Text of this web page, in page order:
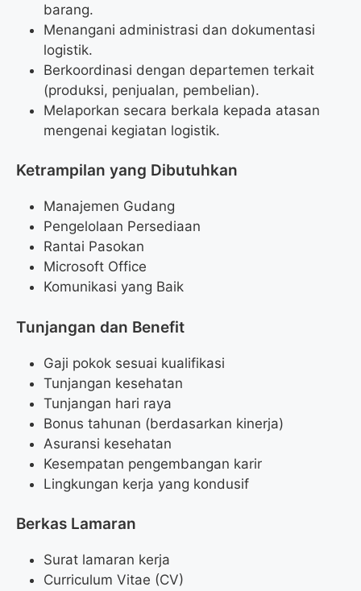
barang.
Menangani administrasi dan dokumentasi
logistik.
Berkoordinasi dengan departemen terkait
(produksi, penjualan, pembelian).
Melaporkan secara berkala kepada atasan
mengenai kegiatan logistik.
Ketrampilan yang Dibutuhkan
Manajemen Gudang
Pengelolaan Persediaan
Rantai Pasokan
Microsoft Office
Komunikasi yang Baik
Tunjangan dan Benefit
Gaji pokok sesuai kualifikasi
Tunjangan kesehatan
Tunjangan hari raya
Bonus tahunan (berdasarkan kinerja)
Asuransi kesehatan
Kesempatan pengembangan karir
Lingkungan kerja yang kondusif
Berkas Lamaran
Surat lamaran kerja
Curriculum Vitae (CV)